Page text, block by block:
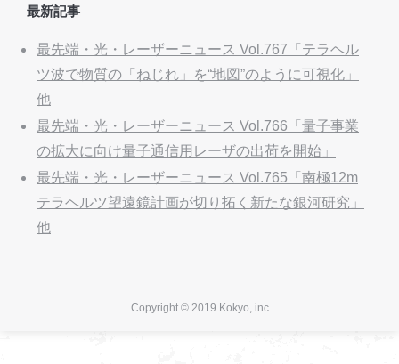
最新記事
最先端・光・レーザーニュース Vol.767「テラヘル
ツ波で物質の「ねじれ」を“地図”のように可視化」
他
最先端・光・レーザーニュース Vol.766「量子事業
の拡大に向け量子通信用レーザの出荷を開始」
最先端・光・レーザーニュース Vol.765「南極12m
テラヘルツ望遠鏡計画が切り拓く新たな銀河研究」
他
Copyright © 2019 Kokyo, inc